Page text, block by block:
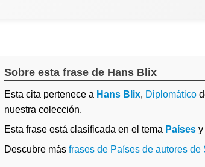
Sobre esta frase de Hans Blix
Esta cita pertenece a Hans Blix, Diplomático
nuestra colección.
Esta frase está clasificada en el tema Países y
Descubre más frases de Países de autores de